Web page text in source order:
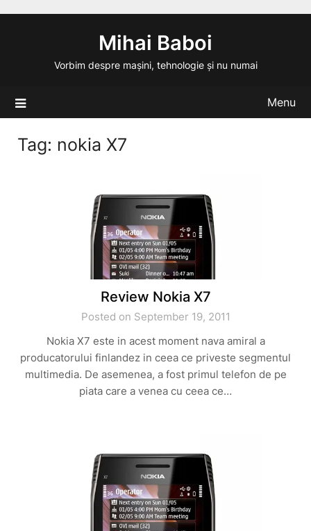
Mihai Baboi
Vorbim despre mașini, tehnologie și nu numai
Menu
Tag: nokia X7
Review Nokia X7
Posted on September 19, 2011
Nokia X7 este in acest moment nava amiral a
producatorului finlandez in ceea ce priveste segmentul
multimedia. De asemenea, a fost primul telefon de pe
piata care a venea cu ceea ce…